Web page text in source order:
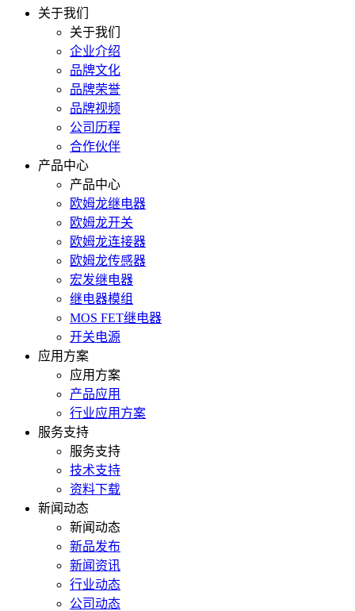
关于我们
关于我们
企业介绍
品牌文化
品牌荣誉
品牌视频
公司历程
合作伙伴
产品中心
产品中心
欧姆龙继电器
欧姆龙开关
欧姆龙连接器
欧姆龙传感器
宏发继电器
继电器模组
MOS FET继电器
开关电源
应用方案
应用方案
产品应用
行业应用方案
服务支持
服务支持
技术支持
资料下载
新闻动态
新闻动态
新品发布
新闻资讯
行业动态
公司动态